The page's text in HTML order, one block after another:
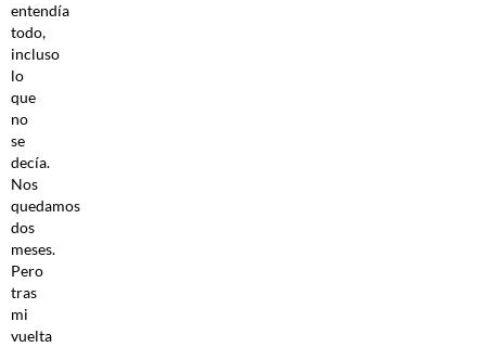
entendía
todo,
incluso
lo
que
no
se
decía.
Nos
quedamos
dos
meses.
Pero
tras
mi
vuelta